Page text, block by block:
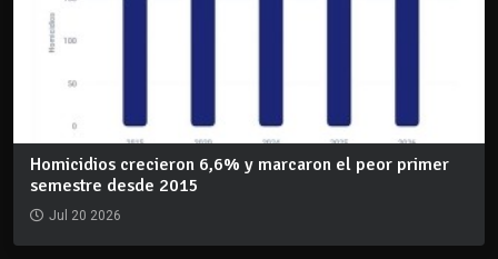
Homicidios crecieron 6,6% y marcaron el peor primer
semestre desde 2015
Jul 20 2026